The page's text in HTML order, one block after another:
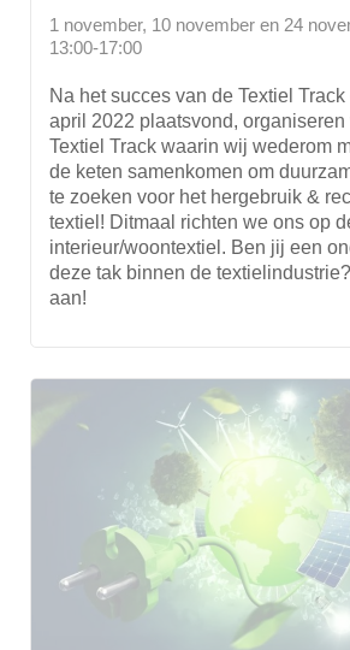
1 november, 10 november en 24
13:00-17:00
Na het succes van de Textiel
april 2022 plaatsvond,
Textiel Track waarin wij wederom
de keten samenkomen om
te zoeken voor het hergebruik &
textiel! Ditmaal richten we ons op
interieur/woontextiel. Ben jij een
deze tak binnen de
aan!